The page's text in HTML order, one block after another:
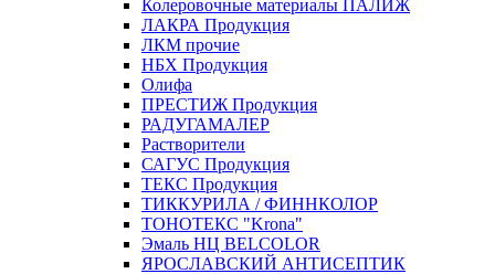
Колеровочные материалы ПАЛИЖ
ЛАКРА Продукция
ЛКМ прочие
НБХ Продукция
Олифа
ПРЕСТИЖ Продукция
РАДУГАМАЛЕР
Растворители
САГУС Продукция
ТЕКС Продукция
ТИККУРИЛА / ФИННКОЛОР
ТОНОТЕКС "Krona"
Эмаль НЦ BELCOLOR
ЯРОСЛАВСКИЙ АНТИСЕПТИК